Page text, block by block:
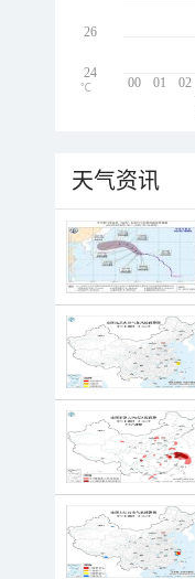
00 01 02
26
24
℃
天气资讯